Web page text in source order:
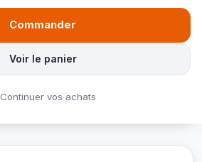
Voir le panier
Commander
Continuer vos achats